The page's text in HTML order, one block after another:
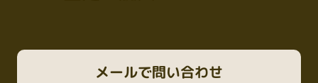
メールで問い合わせ